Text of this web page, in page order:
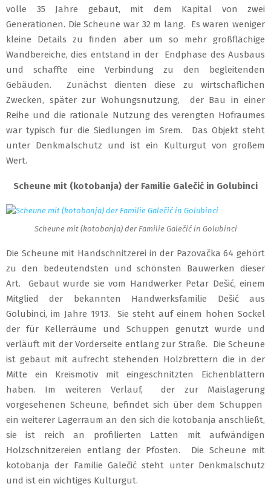
volle 35 Jahre gebaut, mit dem Kapital von zwei
Generationen. Die Scheune war 32 m lang. Es waren weniger
kleine Details zu finden aber um so mehr großflächige
Wandbereiche, dies entstand in der Endphase des Ausbaus
und schaffte eine Verbindung zu den begleitenden
Gebäuden. Zunächst dienten diese zu wirtschaflichen
Zwecken, später zur Wohungsnutzung, der Bau in einer
Reihe und die rationale Nutzung des verengten Hofraumes
war typisch für die Siedlungen im Srem. Das Objekt steht
unter Denkmalschutz und ist ein Kulturgut von großem
Wert.
Scheune mit (kotobanja) der Familie Galečić in Golubinci
Scheune mit (kotobanja) der Familie Galečić in Golubinci
Die Scheune mit Handschnitzerei in der Pazovačka 64 gehört
zu den bedeutendsten und schönsten Bauwerken dieser
Art. Gebaut wurde sie vom Handwerker Petar Dešić, einem
Mitglied der bekannten Handwerksfamilie Dešić aus
Golubinci, im Jahre 1913. Sie steht auf einem hohen Sockel
der für Kellerräume und Schuppen genutzt wurde und
verläuft mit der Vorderseite entlang zur Straße. Die Scheune
ist gebaut mit aufrecht stehenden Holzbrettern die in der
Mitte ein Kreismotiv mit eingeschnitzten Eichenblättern
haben. Im weiteren Verlauf, der zur Maislagerung
vorgesehenen Scheune, befindet sich über dem Schuppen
ein weiterer Lagerraum an den sich die kotobanja anschließt,
sie ist reich an profilierten Latten mit aufwändigen
Holzschnitzereien entlang der Pfosten. Die Scheune mit
kotobanja der Familie Galečić steht unter Denkmalschutz
und ist ein wichtiges Kulturgut.